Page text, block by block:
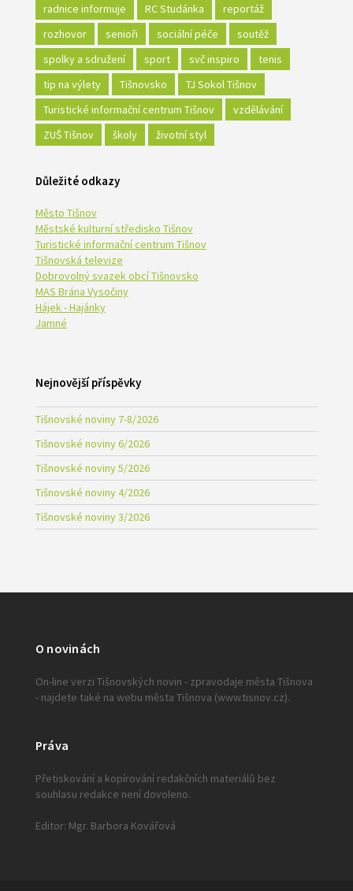
radnice informuje
RC Studánka
reportáž
rozhovor
senioři sociální péče
soutěž
spolky a sdružení
sport svč inspiro
tenis
tip na výlety
Tišnovsko
TJ Sokol Tišnov
Turistické informační centrum Tišnov
vzdělávání
ZUŠ Tišnov
školy životní styl
Důležité odkazy
Město Tišnov
Městské kulturní středisko Tišnov
Turistické informační centrum Tišnov
Tišnovská televize
Dobrovolný svazek obcí Tišnovsko
MAS Brána Vysočiny
Hájek - Hajánky
Jamné
Nejnovější příspěvky
Tišnovské noviny 7-8/2026
Tišnovské noviny 6/2026
Tišnovské noviny 5/2026
Tišnovské noviny 4/2026
Tišnovské noviny 3/2026
O novinách
On-line verzi Tišnovských novin - zpravodaje města Tišnova
- najdete také na webu města Tišnova (www.tisnov.cz).
Práva
Přetiskování a kopírování redakčních materiálů bez
souhlasu redakce není dovoleno.
Editor: Mgr. Barbora Kovářová